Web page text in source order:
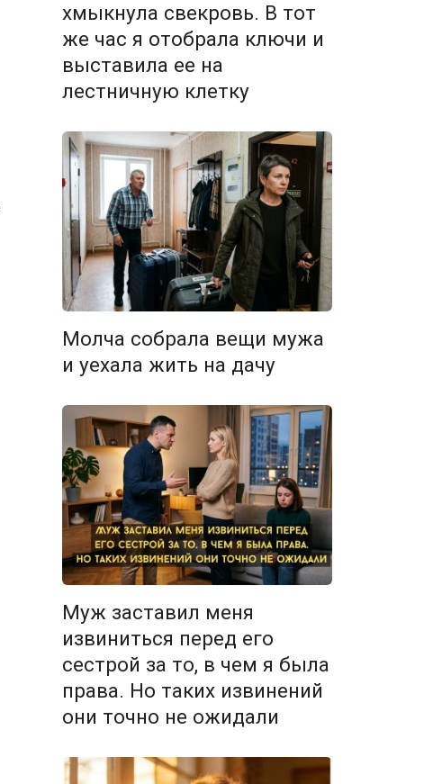
хмыкнула свекровь. В тот
же час я отобрала ключи и
выставила ее на
лестничную клетку
Молча собрала вещи мужа
и уехала жить на дачу
Муж заставил меня
извиниться перед его
сестрой за то, в чем я была
права. Но таких извинений
они точно не ожидали